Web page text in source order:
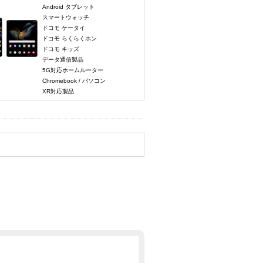
Android タブレット
スマートウォッチ
ドコモ ケータイ
ドコモ らくらくホン
ドコモ キッズ
データ通信製品
5G対応ホームルーター
Chromebook / パソコン
XR対応製品